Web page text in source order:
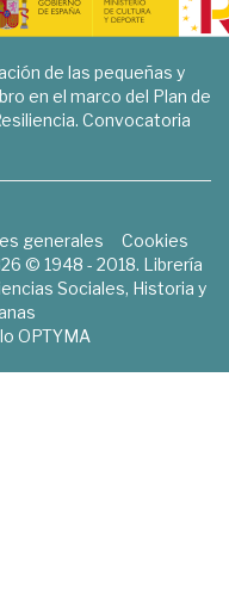
de las pequeñas y
en el marco del Plan de
Convocatoria
generales
Cookies
© 1948 - 2018. Librería
Sociales, Historia y
OPTYMA